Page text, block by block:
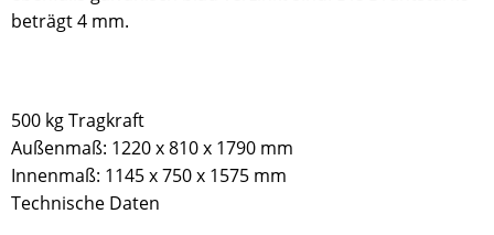
beträgt 4 mm.
500 kg Tragkraft
Außenmaß: 1220 x 810 x 1790 mm
Innenmaß: 1145 x 750 x 1575 mm
Technische Daten